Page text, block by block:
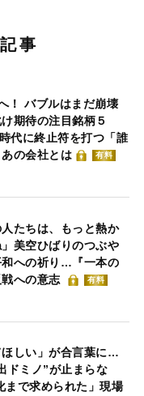
事
！ バブルはまだ崩壊
期待の注目銘柄５
代に終止符を打つ「誰
の会社とは
有料
人たちは、もっと熱か
美空ひばりのつぶや
和への祈り…『一本の
への意志
有料
ほしい」が合言葉に…
ドミノ”が止まらな
で求められた」現場